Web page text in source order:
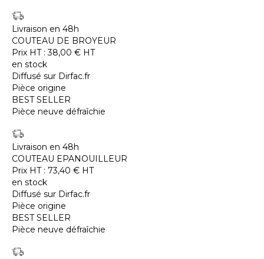
Livraison en 48h
COUTEAU DE BROYEUR
Prix HT :38,00 € HT
en stock
Diffusé sur Dirfac.fr
Pièce origine
BEST SELLER
Pièce neuve défraîchie
Livraison en 48h
COUTEAU EPANOUILLEUR
Prix HT : 73,40 € HT
en stock
Diffusé sur Dirfac.fr
Pièce origine
BEST SELLER
Pièce neuve défraîchie